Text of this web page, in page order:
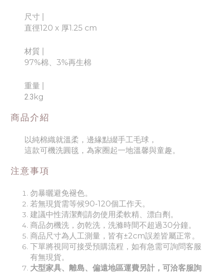
尺寸 |
直徑120 x 厚1.25 cm
材質
97%棉、3%再生棉
重量
2.3 kg
商品介紹
以純棉織就溫柔，邊緣點綴手工毛球，
這款可機洗圓毯，為家圈起一地溫馨與童趣。
注意事項
勿暴曬避免褪色。
若無現貨需等候90-120個工作天。
建議中性清潔劑請勿使用柔軟精、漂白劑。
商品勿機洗，勿乾洗，洗滌時間不超過30分鐘。
商品尺寸為人工測量，皆有±2cm誤差皆屬正常。
下單將視同可接受預購流程，如有急需可詢問客服
有無現貨。
大型家具、離島、偏遠地區運費另計，可洽客服詢